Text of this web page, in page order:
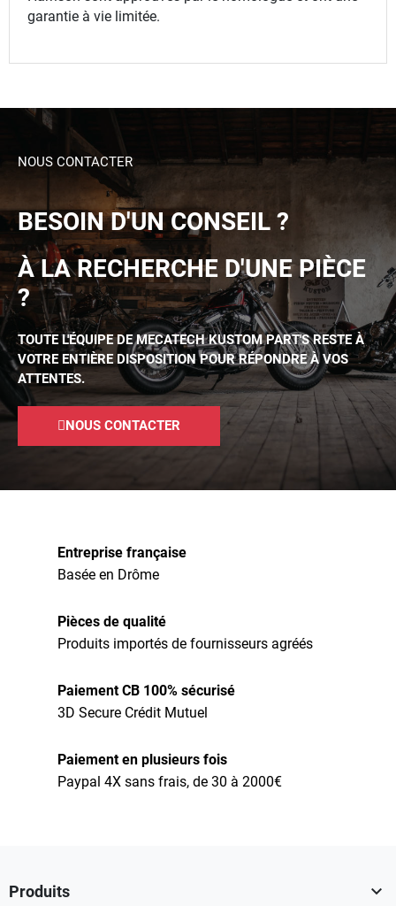
garantie à vie limitée.
NOUS CONTACTER
BESOIN D'UN CONSEIL ?
À LA RECHERCHE D'UNE PIÈCE
?
TOUTE L'ÉQUIPE DE MECATECH KUSTOM PART'S RESTE À
VOTRE ENTIÈRE DISPOSITION POUR RÉPONDRE À VOS
ATTENTES.
NOUS CONTACTER
Entreprise française
Basée en Drôme
Pièces de qualité
Produits importés de fournisseurs agréés
Paiement CB 100% sécurisé
3D Secure Crédit Mutuel
Paiement en plusieurs fois
Paypal 4X sans frais, de 30 à 2000€
Produits 